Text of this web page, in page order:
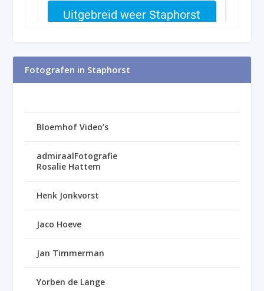
Fotografen in Staphorst
Bloemhof Video’s
admiraalFotografie
Rosalie Hattem
Henk Jonkvorst
Jaco Hoeve
Jan Timmerman
Yorben de Lange